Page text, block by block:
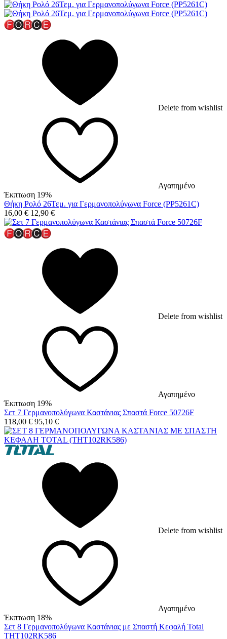
Delete from wishlist
Αγαπημένο
Έκπτωση 19%
Θήκη Ρολό 26Τεμ. για Γερμανοπολύγωνα Force (PP5261C)
16,00 € 12,90 €
Delete from wishlist
Αγαπημένο
Έκπτωση 19%
Σετ 7 Γερμανοπολύγωνα Καστάνιας Σπαστά Force 50726F
118,00 € 95,10 €
Delete from wishlist
Αγαπημένο
Έκπτωση 18%
Σετ 8 Γερμανοπολύγωνα Καστάνιας με Σπαστή Κεφαλή Total
THT102RK586